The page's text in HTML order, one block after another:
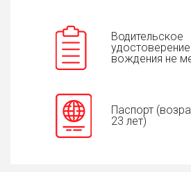
Водительское
вождения не
Паспорт
23 лет)